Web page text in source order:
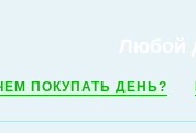
ПОКУПАТЬ ДЕНЬ?